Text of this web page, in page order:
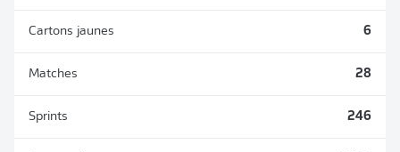
Cartons jaunes 6
Matches 28
Sprints 246